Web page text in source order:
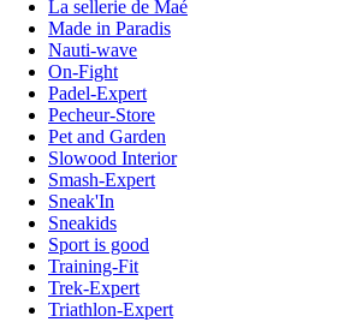
La sellerie de Maé
Made in Paradis
Nauti-wave
On-Fight
Padel-Expert
Pecheur-Store
Pet and Garden
Slowood Interior
Smash-Expert
Sneak'In
Sneakids
Sport is good
Training-Fit
Trek-Expert
Triathlon-Expert